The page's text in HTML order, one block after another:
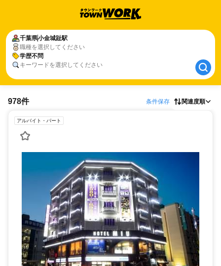
千葉県小金城趾駅
職種を選択してください
学歴不問
キーワードを選択してください
千葉県小金城趾駅
学歴不問
978件 条件保存 関連度順
アルバイト・パート